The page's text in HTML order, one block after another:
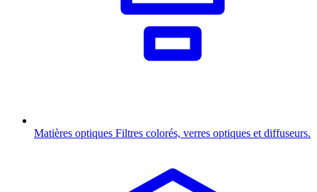
Matières optiques Filtres colorés, verres optiques et diffuseurs.